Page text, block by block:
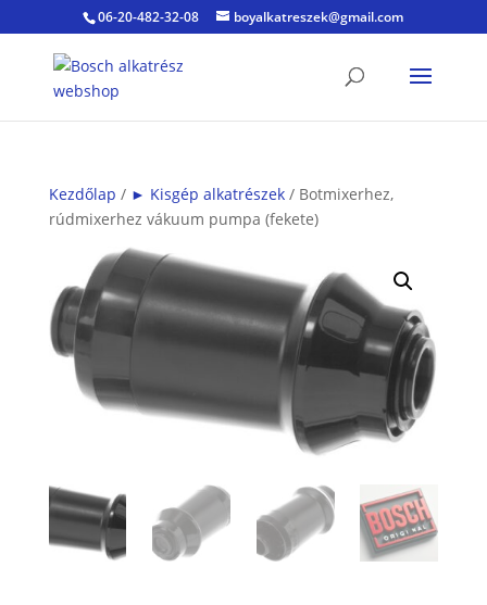
06-20-482-32-08 boyalkatreszek@gmail.com
Kezdőlap / ► Kisgép alkatrészek/ Botmixerhez,
rúdmixerhez vákuum pumpa (fekete)